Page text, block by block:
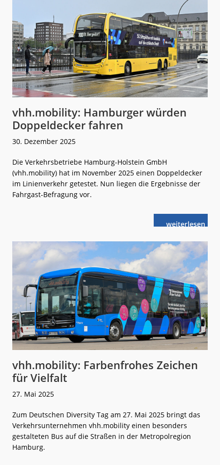
Strom
vhh.mobility: Hamburger würden
Doppeldecker fahren
30. Dezember 2025
Die Verkehrsbetriebe Hamburg-Holstein GmbH
(vhh.mobility) hat im November 2025 einen Doppeldecker
im Linienverkehr getestet. Nun liegen die Ergebnisse der
Fahrgast-Befragung vor.
weiterlese
nvhh.mobility:
fahren
vhh.mobility: Farbenfrohes Zeichen
für Vielfalt
27. Mai 2025
Zum Deutschen Diversity Tag am 27. Mai 2025 bringt das
Verkehrsunternehmen vhh.mobility einen besonders
gestalteten Bus auf die Straßen in der Metropolregion
Hamburg.